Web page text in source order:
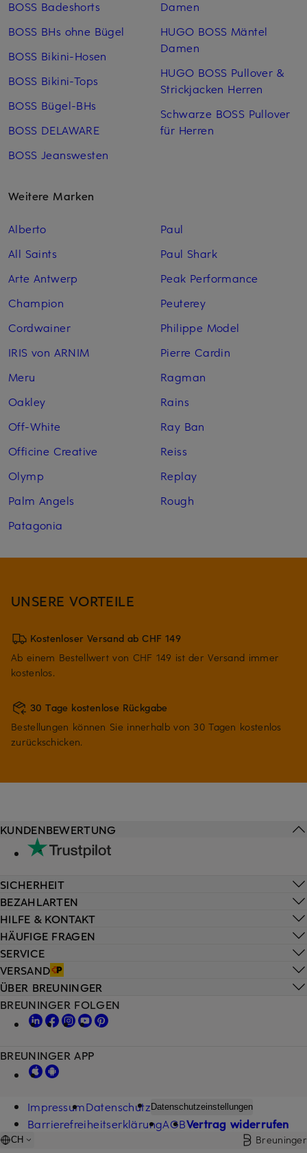
BOSS Badeshorts
BOSS BHs ohne Bügel
BOSS Bikini-Hosen
BOSS Bikini-Tops
BOSS Bügel-BHs
BOSS DELAWARE
BOSS Jeanswesten
Damen
HUGO BOSS Mäntel
Damen
HUGO BOSS Pullover &
Strickjacken Herren
Schwarze BOSS Pullover
für Herren
Weitere Marken
Alberto
All Saints
Arte Antwerp
Champion
Cordwainer
IRIS von ARNIM
Meru
Oakley
Off-White
Officine Creative
Olymp
Palm Angels
Patagonia
Paul
Paul Shark
Peak Performance
Peuterey
Philippe Model
Pierre Cardin
Ragman
Rains
Ray Ban
Reiss
Replay
Rough
UNSERE VORTEILE
Kostenloser Versand ab CHF 149
Ab einem Bestellwert von CHF 149 ist der Versand immer
kostenlos.
30 Tage kostenlose Rückgabe
Bestellungen können Sie innerhalb von 30 Tagen kostenlos
zurückschicken.
HILFE & KONTAKT
HÄUFIGE FRAGEN
SERVICE
VERSAND
KUNDENBEWERTUNG
SICHERHEIT
BEZAHLARTEN
ÜBER BREUNINGER
BREUNINGER FOLGEN
BREUNINGER APP
ImpressumDatenschutz Datenschutzeinstellungen
BarrierefreiheitserklärungAGBVertrag widerrufen
CH Breuninger